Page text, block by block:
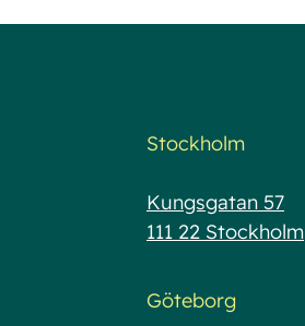
Stockholm
Kungsgatan 57
111 22 Stockholm
Göteborg